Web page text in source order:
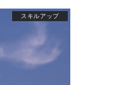
スキルアップ